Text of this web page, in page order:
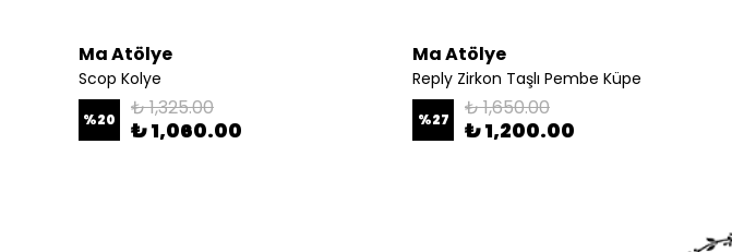
Ma Atölye
Scop Kolye
%20 ₺ 1,325.00
₺ 1,060.00
Ma Atölye
Reply Zirkon Taşlı Pembe Küpe
%27 ₺ 1,650.00
₺ 1,200.00